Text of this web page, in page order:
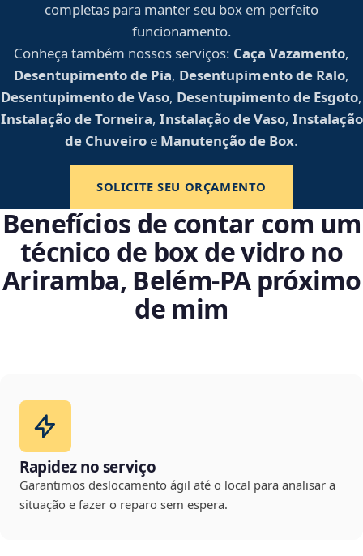
completas para manter seu box em perfeito
funcionamento.
Conheça também nossos serviços: Caça Vazamento,
Desentupimento de Pia, Desentupimento de Ralo,
Desentupimento de Vaso, Desentupimento de Esgoto,
Instalação de Torneira, Instalação de Vaso, Instalação
de Chuveiro e Manutenção de Box.
SOLICITE SEU ORÇAMENTO
Benefícios de contar com um
técnico de box de vidro no
Ariramba, Belém‑PA próximo
de mim
Rapidez no serviço
Garantimos deslocamento ágil até o local para analisar a
situação e fazer o reparo sem espera.